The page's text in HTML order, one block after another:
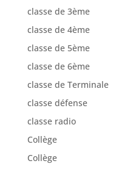
classe de 3ème
classe de 4ème
classe de 5ème
classe de 6ème
classe de Terminale
classe défense
classe radio
Collège
Collège